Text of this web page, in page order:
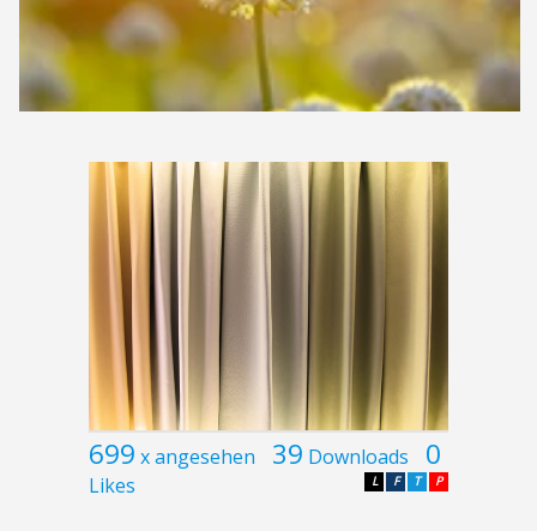
699 x angesehen 39 Downloads 0
Likes P
T
F
L